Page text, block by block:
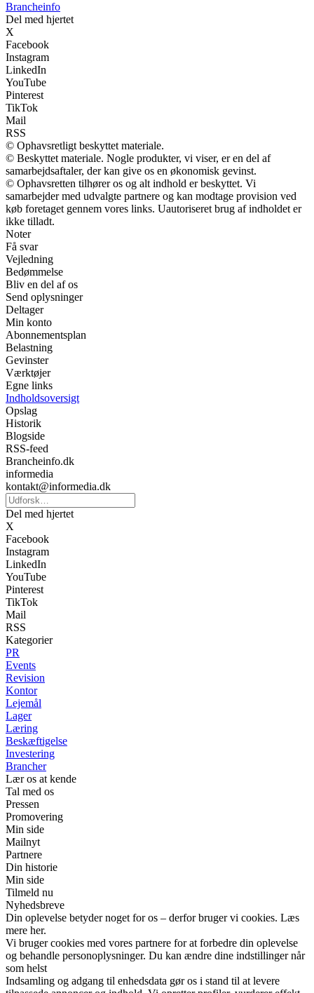
Brancheinfo
Del med hjertet
X
Facebook
Instagram
LinkedIn
YouTube
Pinterest
TikTok
Mail
RSS
© Ophavsretligt beskyttet materiale.
© Beskyttet materiale. Nogle produkter, vi viser, er en del af
samarbejdsaftaler, der kan give os en økonomisk gevinst.
© Ophavsretten tilhører os og alt indhold er beskyttet. Vi
samarbejder med udvalgte partnere og kan modtage provision ved
køb foretaget gennem vores links. Uautoriseret brug af indholdet er
ikke tilladt.
Noter
Få svar
Vejledning
Bedømmelse
Bliv en del af os
Send oplysninger
Deltager
Min konto
Abonnementsplan
Belastning
Gevinster
Værktøjer
Egne links
Indholdsoversigt
Opslag
Historik
Blogside
RSS-feed
Brancheinfo.dk
informedia
kontakt@informedia.dk
Del med hjertet
X
Facebook
Instagram
LinkedIn
YouTube
Pinterest
TikTok
Mail
RSS
Kategorier
PR
Events
Revision
Kontor
Lejemål
Lager
Læring
Beskæftigelse
Investering
Brancher
Lær os at kende
Tal med os
Pressen
Promovering
Min side
Mailnyt
Partnere
Din historie
Min side
Tilmeld nu
Nyhedsbreve
Din oplevelse betyder noget for os – derfor bruger vi cookies. Læs
mere her.
Vi bruger cookies med vores partnere for at forbedre din oplevelse
og behandle personoplysninger. Du kan ændre dine indstillinger når
som helst
Indsamling og adgang til enhedsdata gør os i stand til at levere